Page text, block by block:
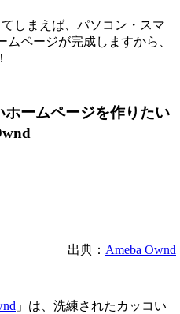
しまえば、パソコン・スマ
ページが完成しますから、
ームページを作りたい
出典： Ameba Ownd
」は、洗練されたカッコい